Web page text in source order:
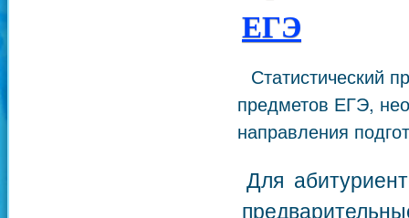
ЕГЭ
Статистический
предметов ЕГЭ,
направления
Для